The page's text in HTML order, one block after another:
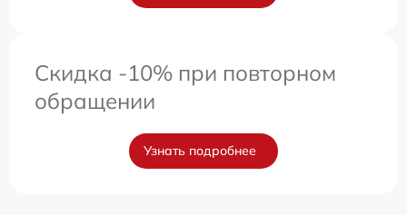
Скидка -10% при повторном
обращении
Узнать подробнее